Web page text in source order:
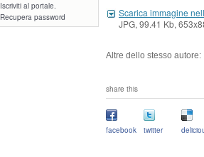
Iscriviti al portale.
Recupera password
Scarica immagine
JPG, 99.41 Kb,
Altre dello stesso autore:
share this
facebook twitter